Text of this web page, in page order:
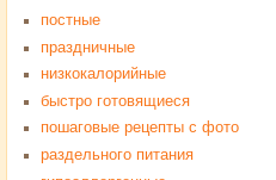
постные
праздничные
низкокалорийные
быстро готовящиеся
пошаговые рецепты с фото
раздельного питания